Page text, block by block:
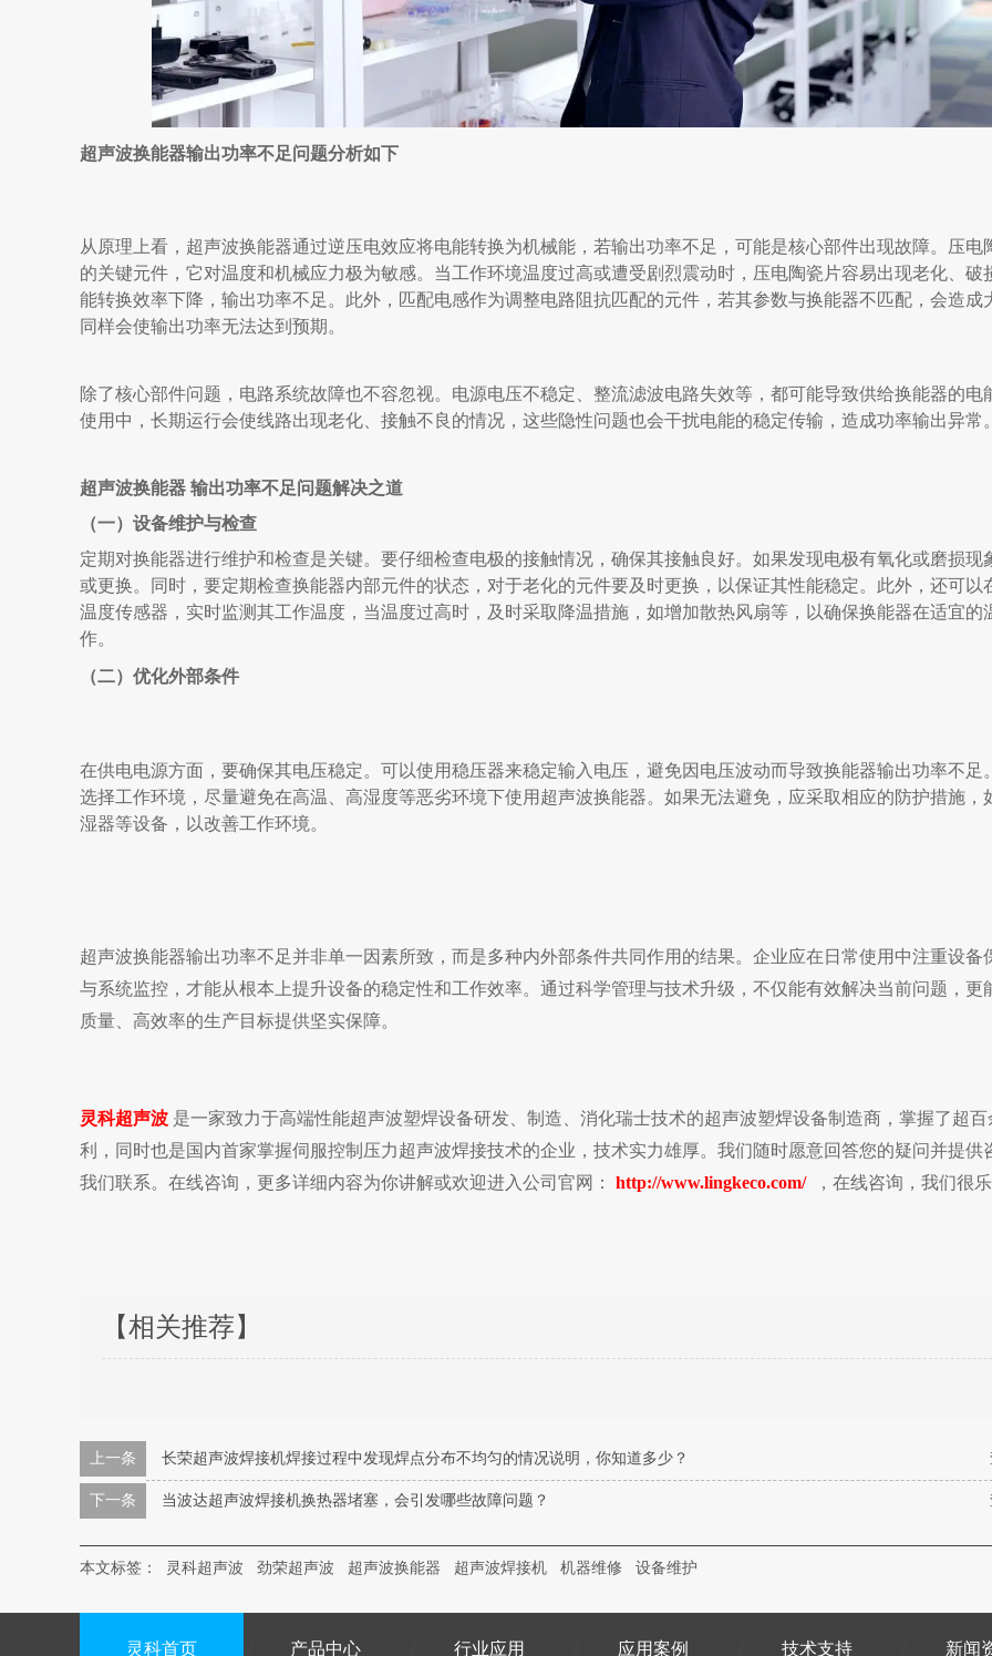
超声波换能器输出功率不足问题分析如下
从原理上看，超声波换能器通过逆压电效应将电能转换为机械能，若输出功率不足，可能是核心部件出现故障。压电
的关键元件，它对温度和机械应力极为敏感。当工作环境温度过高或遭受剧烈震动时，压电陶瓷片容易出现老化、破
能转换效率下降，输出功率不足。此外，匹配电感作为调整电路阻抗匹配的元件，若其参数与换能器不匹配，会造成
同样会使输出功率无法达到预期。
除了核心部件问题，电路系统故障也不容忽视。电源电压不稳定、整流滤波电路失效等，都可能导致供给换能器的电
使用中，长期运行会使线路出现老化、接触不良的情况，这些隐性问题也会干扰电能的稳定传输，造成功率输出异常
超声波换能器 输出功率不足问题解决之道
（一）设备维护与检查
定期对换能器进行维护和检查是关键。要仔细检查电极的接触情况，确保其接触良好。如果发现电极有氧化或磨损现
或更换。同时，要定期检查换能器内部元件的状态，对于老化的元件要及时更换，以保证其性能稳定。此外，还可以
温度传感器，实时监测其工作温度，当温度过高时，及时采取降温措施，如增加散热风扇等，以确保换能器在适宜的
作。
（二）优化外部条件
在供电电源方面，要确保其电压稳定。可以使用稳压器来稳定输入电压，避免因电压波动而导致换能器输出功率不足
选择工作环境，尽量避免在高温、高湿度等恶劣环境下使用超声波换能器。如果无法避免，应采取相应的防护措施，
湿器等设备，以改善工作环境。
超声波换能器输出功率不足并非单一因素所致，而是多种内外部条件共同作用的结果。企业应在日常使用中注重设备
与系统监控，才能从根本上提升设备的稳定性和工作效率。通过科学管理与技术升级，不仅能有效解决当前问题，更
质量、高效率的生产目标提供坚实保障。
灵科超声波 是一家致力于高端性能超声波塑焊设备研发、制造、消化瑞士技术的超声波塑焊设备制造商，掌握了超
利，同时也是国内首家掌握伺服控制压力超声波焊接技术的企业，技术实力雄厚。我们随时愿意回答您的疑问并提供
我们联系。在线咨询，更多详细内容为你讲解或欢迎进入公司官网：
http://www.lingkeco.com/ ，在线咨询，我们很
【相关推荐】
上一条 长荣超声波焊接机焊接过程中发现焊点分布不均匀的情况说明，你知道多少？
下一条 当波达超声波焊接机换热器堵塞，会引发哪些故障问题？
本文标签： 灵科超声波 劲荣超声波 超声波换能器 超声波焊接机 机器维修 设备维护
灵科首页 产品中心 行业应用 应用案例 技术支持 新闻